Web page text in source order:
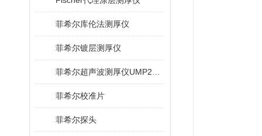
菲希尔库伦法测厚仪
菲希尔镀层测厚仪
菲希尔校准片
菲希尔探头